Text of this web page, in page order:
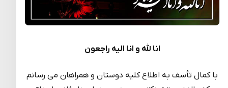
انا لله و انا الیه راجعون
با کمال تأسف به اطلاع کلیه دوستان و همراهان می رسانم